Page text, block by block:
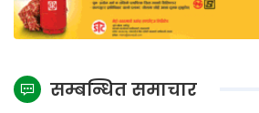
सम्बन्धित समाचार